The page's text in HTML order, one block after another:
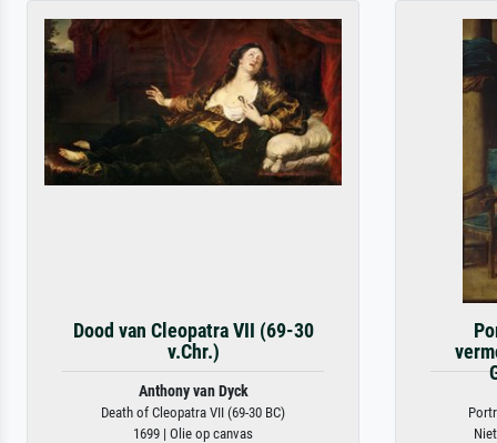
Dood van Cleopatra VII (69-30
v.Chr.)
Anthony van Dyck
Death of Cleopatra VII (69-30 BC)
1699 | Olie op canvas